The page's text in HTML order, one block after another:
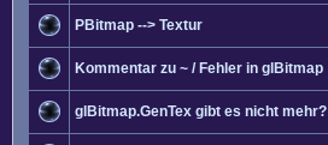
PBitmap --> Textur
Kommentar zu ~ / Fehler in glBitmap
glBitmap.GenTex gibt es nicht mehr?